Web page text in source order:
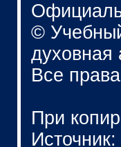
©
духовная
Все
При